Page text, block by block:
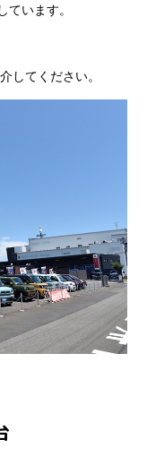
います。
してください。